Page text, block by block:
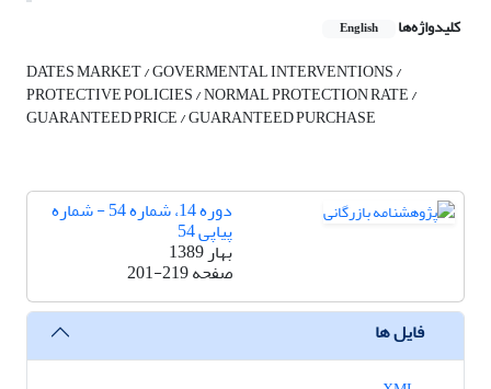
کلیدواژه‌ها English
DATES MARKET / GOVERMENTAL INTERVENTIONS /
PROTECTIVE POLICIES / NORMAL PROTECTION RATE /
GUARANTEED PRICE / GUARANTEED PURCHASE
دوره 14، شماره 54 - شماره
پیاپی 54
بهار 1389
صفحه201-219
فایل ها